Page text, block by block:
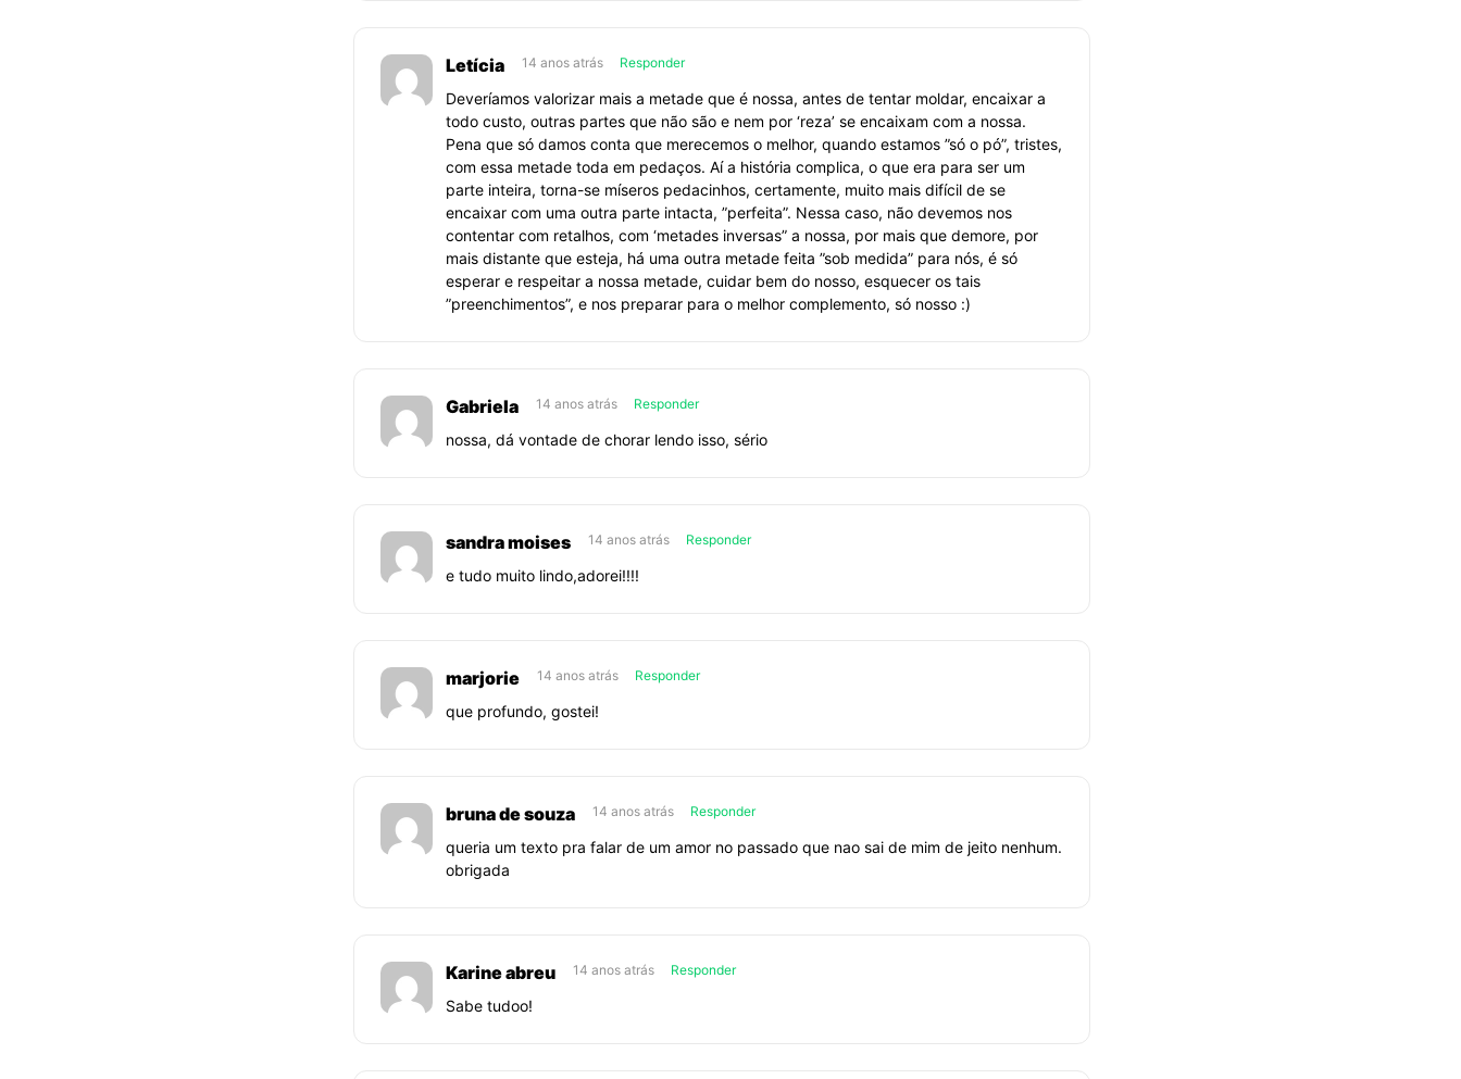
Letícia 14 anos atrás Responder
Deveríamos valorizar mais a metade que é nossa, antes de tentar moldar, encaixar a
todo custo, outras partes que não são e nem por ‘reza’ se encaixam com a nossa.
Pena que só damos conta que merecemos o melhor, quando estamos ”só o pó”, tristes,
com essa metade toda em pedaços. Aí a história complica, o que era para ser um
parte inteira, torna-se míseros pedacinhos, certamente, muito mais difícil de se
encaixar com uma outra parte intacta, ”perfeita”. Nessa caso, não devemos nos
contentar com retalhos, com ‘metades inversas” a nossa, por mais que demore, por
mais distante que esteja, há uma outra metade feita ”sob medida” para nós, é só
esperar e respeitar a nossa metade, cuidar bem do nosso, esquecer os tais
”preenchimentos”, e nos preparar para o melhor complemento, só nosso :)
Gabriela 14 anos atrás Responder
nossa, dá vontade de chorar lendo isso, sério
sandra moises 14 anos atrás Responder
e tudo muito lindo,adorei!!!!
marjorie 14 anos atrás Responder
que profundo, gostei!
bruna de souza 14 anos atrás Responder
queria um texto pra falar de um amor no passado que nao sai de mim de jeito nenhum.
obrigada
Karine abreu 14 anos atrás Responder
Sabe tudoo!